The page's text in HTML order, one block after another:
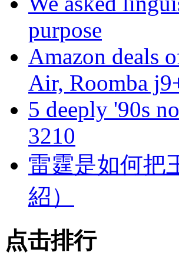
purpose
Amazon deals
Air, Roomba
5 deeply '90s
3210
雷霆是如何把
紹）
点击排行